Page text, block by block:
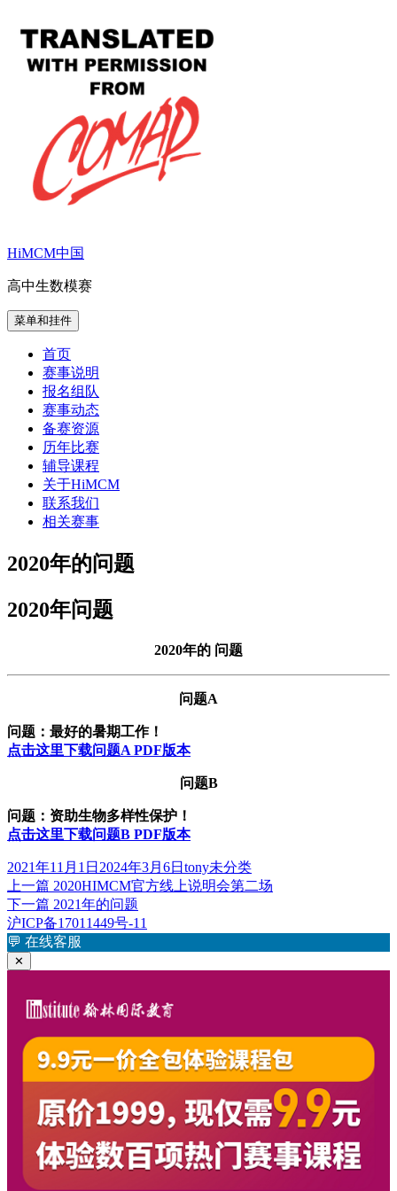
HiMCM中国
高中生数模赛
菜单和挂件
首页
赛事说明
报名组队
赛事动态
备赛资源
历年比赛
辅导课程
关于HiMCM
联系我们
相关赛事
2020年的问题
2020年问题
2020年的 问题
问题A
问题：最好的暑期工作！
点击这里下载问题A PDF版本
问题B
问题：资助生物多样性保护！
点击这里下载问题B PDF版本
发
布
于
2021年11月1日 2024年3月6日 作
者
tony分
类
未分类
文
章
导
航
上一篇 上
篇
文
章：
2020HIMCM官方线上说明会第二场
下一篇 下
篇
文
2021年的问题
沪ICP备17011449号-11
💬 在线客服
✕